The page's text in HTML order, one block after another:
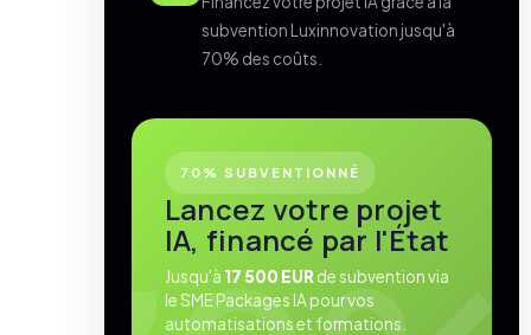
subvention Luxinnovation jusqu'à
70% des coûts.
70% SUBVENTIONNÉ
Lancez votre projet
IA, financé par l'État
Jusqu'à 17 500 EUR de subvention via
le SME Packages IA pour vos
automatisations et formations.